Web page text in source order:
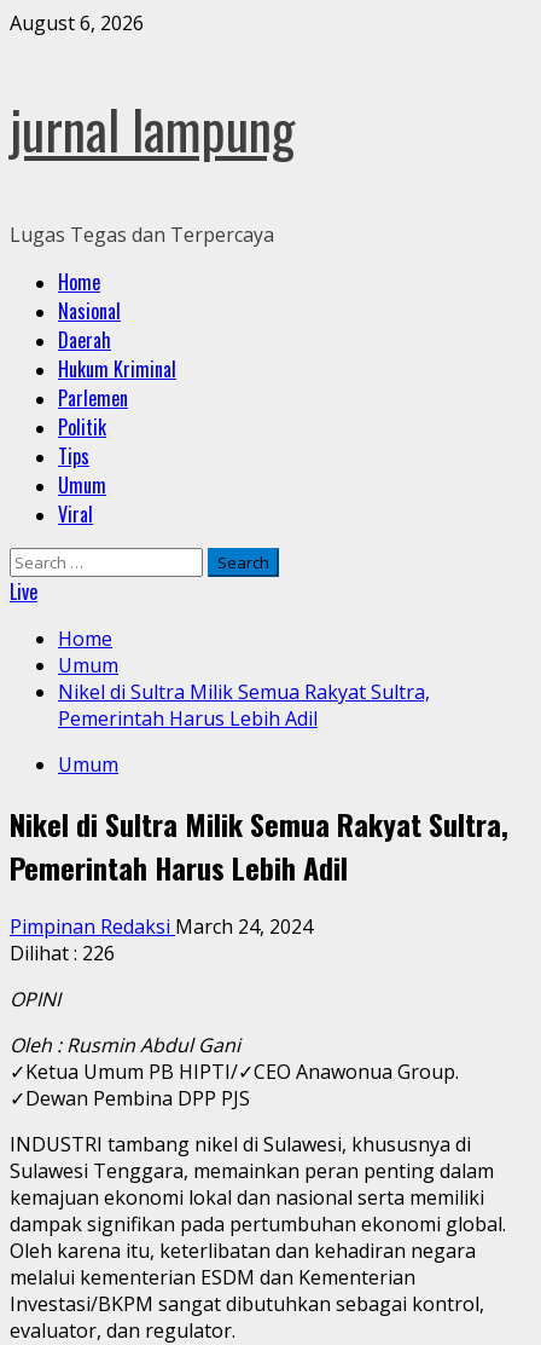
Skip
August 6, 2026
jurnal lampung
Lugas Tegas dan Terpercaya
Primary
Menu
Home
Nasional
Daerah
Hukum Kriminal
Parlemen
Politik
Tips
Umum
Viral
Search
for:
Live
Home
Umum
Nikel di Sultra Milik Semua Rakyat Sultra,
Pemerintah Harus Lebih Adil
Umum
Nikel di Sultra Milik Semua Rakyat Sultra,
Pemerintah Harus Lebih Adil
Pimpinan Redaksi March 24, 2024
Dilihat : 226
OPINI
Oleh : Rusmin Abdul Gani
✓Ketua Umum PB HIPTI/✓CEO Anawonua Group.
✓Dewan Pembina DPP PJS
INDUSTRI tambang nikel di Sulawesi, khususnya di
Sulawesi Tenggara, memainkan peran penting dalam
kemajuan ekonomi lokal dan nasional serta memiliki
dampak signifikan pada pertumbuhan ekonomi global.
Oleh karena itu, keterlibatan dan kehadiran negara
melalui kementerian ESDM dan Kementerian
Investasi/BKPM sangat dibutuhkan sebagai kontrol,
evaluator, dan regulator.